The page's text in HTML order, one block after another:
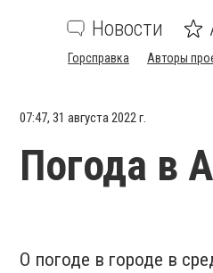
Новости
Горсправка Авторы
07:47, 31 августа 2022 г.
Погода в
О погоде в городе в